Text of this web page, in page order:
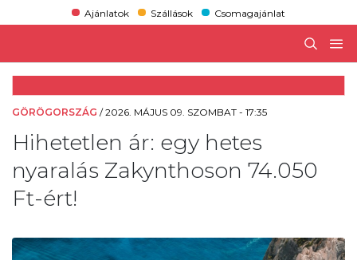
Ajánlatok Szállások Csomagajánlat
GÖRÖGORSZÁG /2026. MÁJUS 09. SZOMBAT - 17:35
Hihetetlen ár: egy hetes
nyaralás Zakynthoson 74.050
Ft-ért!